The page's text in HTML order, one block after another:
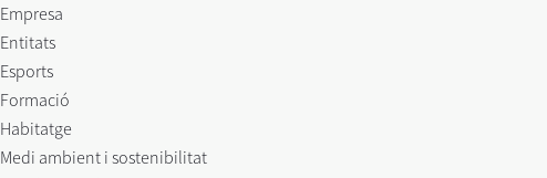
Empresa
Entitats
Esports
Formació
Habitatge
Medi ambient i sostenibilitat